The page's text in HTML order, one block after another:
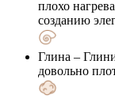
плохо
созданию
Глина –
довольно